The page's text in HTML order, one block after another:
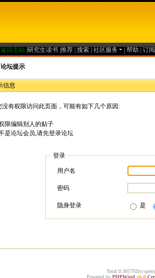
返回主站 研究生读书 推荐 搜索 社区服务 帮助 订
坛提示
信息
有权限访问此页面，可能有如下几个原因:
限编辑别人的贴子
是论坛会员,请先登录论坛
登录
用户名
密码
隐身登录 是
Total 0.305792(s)
Powered by PHPWind v6.0